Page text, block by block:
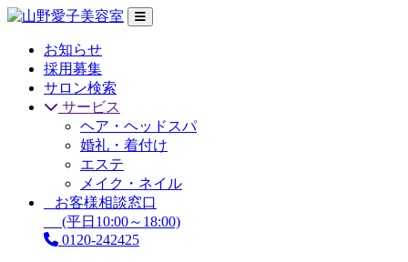
お知らせ
採用募集
サロン検索
サービス
ヘア・ヘッドスパ
婚礼・着付け
エステ
メイク・ネイル
お客様相談窓口
(平日10:00～18:00)
0120-242425